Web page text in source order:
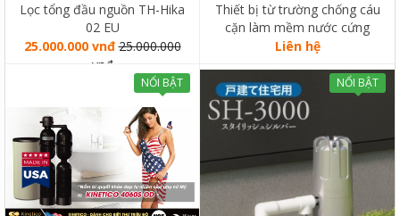
Lọc tổng đầu nguồn TH-Hika
02 EU
25.000.000 vnđ 25.000.000
vnđ
Thiết bị từ trường chống cáu
cặn làm mềm nước cứng
KalyxX
Liên hệ
NỔI BẬT NỔI BẬT